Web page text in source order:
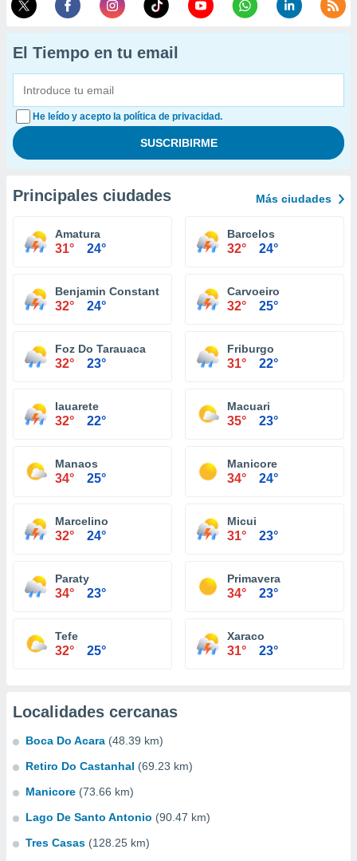
El Tiempo en tu email
He leído y acepto la política de privacidad.
Principales ciudades Más ciudades
Amatura
31° 24°
Barcelos
32° 24°
Benjamin Constant
32° 24°
Carvoeiro
32° 25°
Foz Do Tarauaca
32° 23°
Friburgo
31° 22°
Iauarete
32° 22°
Macuari
35° 23°
Manaos
34° 25°
Manicore
34° 24°
Marcelino
32° 24°
Micui
31° 23°
Paraty
34° 23°
Primavera
34° 23°
Tefe
32° 25°
Xaraco
31° 23°
Localidades cercanas
Boca Do Acara (48.39 km)
Retiro Do Castanhal (69.23 km)
Manicore (73.66 km)
Lago De Santo Antonio (90.47 km)
Tres Casas (128.25 km)